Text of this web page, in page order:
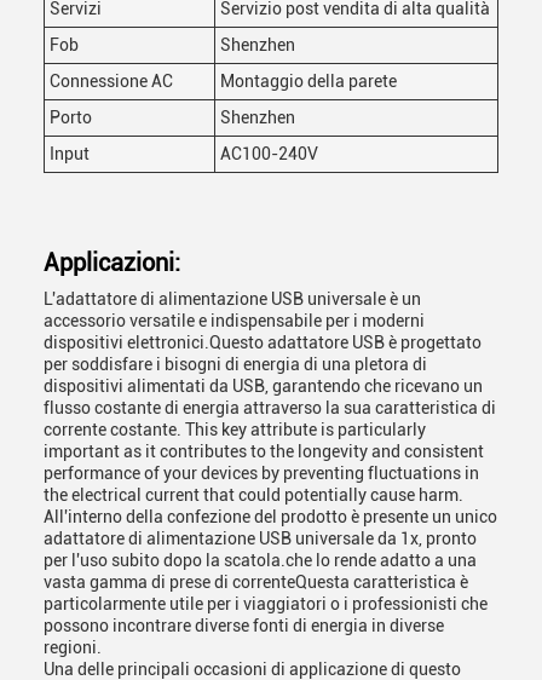
Servizi
Servizio post vendita di alta qualità
Fob
Shenzhen
Connessione AC
Montaggio della parete
Porto
Shenzhen
Input
AC100-240V
Applicazioni:
L'adattatore di alimentazione USB universale è un
accessorio versatile e indispensabile per i moderni
dispositivi elettronici.Questo adattatore USB è progettato
per soddisfare i bisogni di energia di una pletora di
dispositivi alimentati da USB, garantendo che ricevano un
flusso costante di energia attraverso la sua caratteristica di
corrente costante. This key attribute is particularly
important as it contributes to the longevity and consistent
performance of your devices by preventing fluctuations in
the electrical current that could potentially cause harm.
All'interno della confezione del prodotto è presente un unico
adattatore di alimentazione USB universale da 1x, pronto
per l'uso subito dopo la scatola.che lo rende adatto a una
vasta gamma di prese di correnteQuesta caratteristica è
particolarmente utile per i viaggiatori o i professionisti che
possono incontrare diverse fonti di energia in diverse
regioni.
Una delle principali occasioni di applicazione di questo